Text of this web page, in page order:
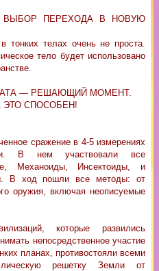
ВЫБОР ПЕРЕХОДА В НОВУЮ
тонких телах очень не проста.
тело будет использовано
— РЕШАЮЩИЙ МОМЕНТ.
ЭТО СПОСОБЕН!
сражение в 4-5 измерениях
В нем участвовали все
Механоиды, Инсектоиды, и
В ход пошли все методы: от
оружия, включая неописуемые
которые развились
непосредственное участие
планах, противостояли всеми
решетку Земли от